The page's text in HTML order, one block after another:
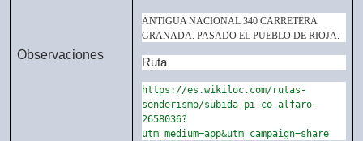
Observaciones
ANTIGUA NACIONAL 340 CARRETERA
GRANADA. PASADO EL PUEBLO DE RIOJA.
Ruta
https://es.wikiloc.com/rutas-
senderismo/subida-pi-co-alfaro-
2658036?
utm_medium=app&utm_campaign=share